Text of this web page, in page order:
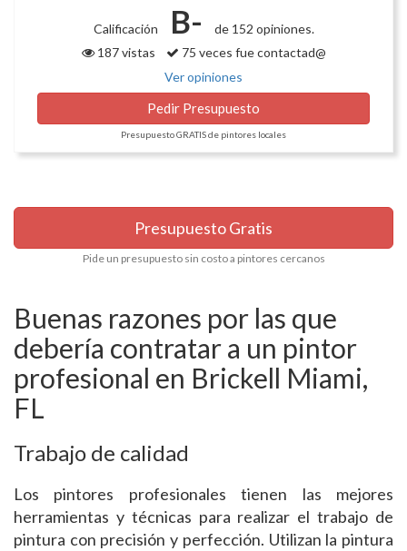
Calificación B-
de 152 opiniones.
187 vistas
75 veces fue contactad@
Ver opiniones
Pedir Presupuesto
Presupuesto GRATIS de pintores locales
Presupuesto Gratis
Pide un presupuesto sin costo a pintores cercanos
Buenas razones por las que
debería contratar a un pintor
profesional en Brickell Miami,
FL
Trabajo de calidad
Los pintores profesionales tienen las mejores
herramientas y técnicas para realizar el trabajo de
pintura con precisión y perfección. Utilizan la pintura